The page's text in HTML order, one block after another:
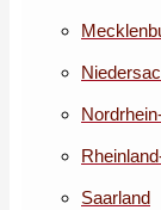
Saarland